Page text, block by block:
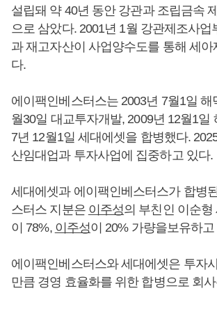
설립돼 약 40년 동안 강관과 조립금속
으로 삼았다. 2001년 1월 강관제조사
과 재고자산이 사업양수도를 통해 세
다.
에이팩인베스터스는 2003년 7월1일 해
월30일 대교투자개발, 2009년 12월1일
7년 12월1일 세대에셋을 합병했다.
산임대업과 투자사업에 집중하고 있다.
세대에셋과 에이팩인베스터스가 합병
스터스 지분은 이주성의 부친인 이순
이 78%, 이주성이 20% 가량을보유하고
에이팩인베스터스와 세대에셋은 투자
만큼 경영 효율화를 위한 합병으로 회